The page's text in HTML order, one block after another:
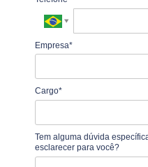
Empresa*
Cargo*
Tem alguma dúvida
esclarecer para você?